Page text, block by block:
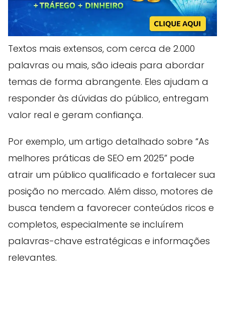
Textos mais extensos, com cerca de 2.000
palavras ou mais, são ideais para abordar
temas de forma abrangente. Eles ajudam a
responder às dúvidas do público, entregam
valor real e geram confiança.
Por exemplo, um artigo detalhado sobre “As
melhores práticas de SEO em 2025” pode
atrair um público qualificado e fortalecer sua
posição no mercado. Além disso, motores de
busca tendem a favorecer conteúdos ricos e
completos, especialmente se incluírem
palavras-chave estratégicas e informações
relevantes.